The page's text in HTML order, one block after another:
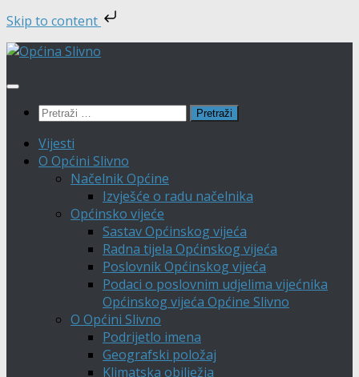
Skip to content
Skip
content
Pretraži:
Vijesti
O Općini Slivno
Načelnik Općine
Izvješće o radu načelnika
Općinsko vijeće
Sastav Općinskog vijeća
Radna tijela Općinskog vijeća
Poslovnik Općinskog vijeća
Podaci o poslovnim udjelima vijećnika
Općinskog vijeća Općine Slivno
O Općini Slivno
Podrijetlo imena
Geografski položaj
Klimatska obilježja